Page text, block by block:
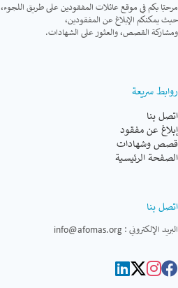
مرحبًا بكم في موقع عائلات المفقودين على طريق اللجوء،
حيث يمكنكم الإبلاغ عن المفقودين،
ومشاركة القصص، والعثور على الشهادات.
روابط سريعة
اتصل بنا
إبلاغ عن مفقود
قصص وشهادات
الصفحة الرئيسية
اتصل بنا
البريد الإلكتروني : info@afomas.org